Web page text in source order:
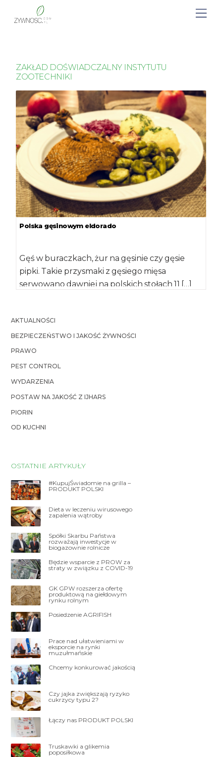
ZAKŁAD DOŚWIADCZALNY INSTYTUTU
ZOOTECHNIKI
Polska gęsinowym eldorado
Gęś w buraczkach, żur na gęsinie czy gęsie
pipki. Takie przysmaki z gęsiego mięsa
serwowano dawniej na polskich stołach 11 […]
AKTUALNOŚCI
BEZPIECZEŃSTWO I JAKOŚĆ ŻYWNOŚCI
PRAWO
PEST CONTROL
WYDARZENIA
POSTAW NA JAKOŚĆ Z IJHARS
PIORIN
OD KUCHNI
OSTATNIE ARTYKUŁY
#KupujŚwiadomie na grilla –
PRODUKT POLSKI
Dieta w leczeniu wirusowego
zapalenia wątroby
Spółki Skarbu Państwa
rozważają inwestycje w
biogazownie rolnicze
Będzie wsparcie z PROW za
straty w związku z COVID-19
GK GPW rozszerza ofertę
produktową na giełdowym
rynku rolnym
Posiedzenie AGRIFISH
Prace nad ułatwieniami w
eksporcie na rynki
muzułmańskie
Chcemy konkurować jakością
Czy jajka zwiększają ryzyko
cukrzycy typu 2?
Łączy nas PRODUKT POLSKI
Truskawki a glikemia
poposiłkowa